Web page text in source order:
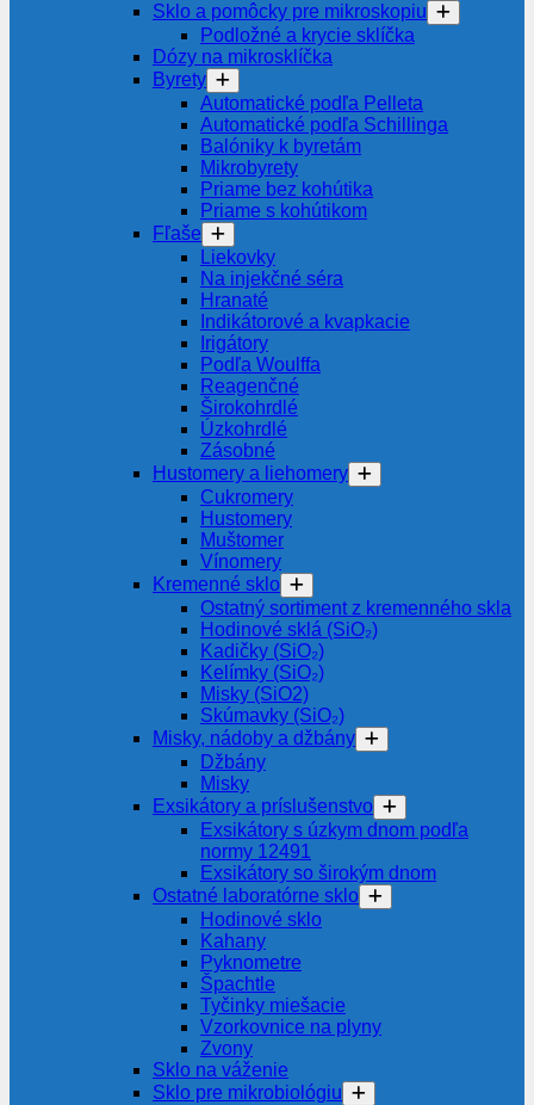
Sklo a pomôcky pre mikroskopiu
Podložné a krycie sklíčka
Dózy na mikrosklíčka
Byrety
Automatické podľa Pelleta
Automatické podľa Schillinga
Balóniky k byretám
Mikrobyrety
Priame bez kohútika
Priame s kohútikom
Fľaše
Liekovky
Na injekčné séra
Hranaté
Indikátorové a kvapkacie
Irigátory
Podľa Woulffa
Reagenčné
Širokohrdlé
Úzkohrdlé
Zásobné
Hustomery a liehomery
Cukromery
Hustomery
Muštomer
Vínomery
Kremenné sklo
Ostatný sortiment z kremenného skla
Hodinové sklá (SiO₂)
Kadičky (SiO₂)
Kelímky (SiO₂)
Misky (SiO2)
Skúmavky (SiO₂)
Misky, nádoby a džbány
Džbány
Misky
Exsikátory a príslušenstvo
Exsikátory s úzkym dnom podľa
normy 12491
Exsikátory so širokým dnom
Ostatné laboratórne sklo
Hodinové sklo
Kahany
Pyknometre
Špachtle
Tyčinky miešacie
Vzorkovnice na plyny
Zvony
Sklo na váženie
Sklo pre mikrobiológiu